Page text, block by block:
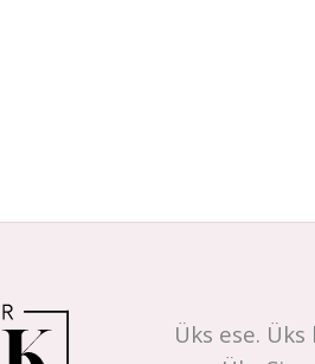
Üks ese. Üks